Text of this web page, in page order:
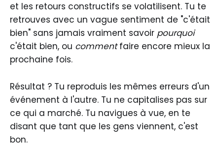
et les retours constructifs se volatilisent. Tu te
retrouves avec un vague sentiment de "c'était
bien" sans jamais vraiment savoir pourquoi
c'était bien, ou commentfaire encore mieux la
prochaine fois.
Résultat ? Tu reproduis les mêmes erreurs d'un
événement à l'autre. Tu ne capitalises pas sur
ce qui a marché. Tu navigues à vue, en te
disant que tant que les gens viennent, c'est
bon.